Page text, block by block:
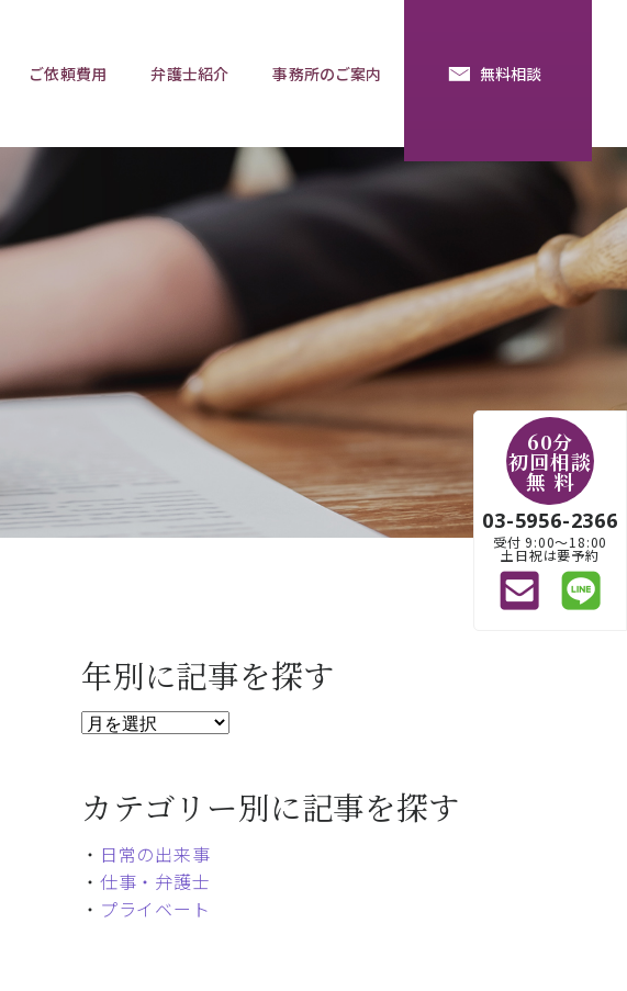
預金の使い込み
遺産分割調停 相談用語集
ご依頼費用 弁護士紹介 事務所のご案内 無料相談
年別に記事を探す
カテゴリー別に記事を探す
・ 日常の出来事
・ 仕事・弁護士
・ プライベート
60分
初回相談
無 料
03-5956-2366
受付 9:00〜18:00
土日祝は要予約